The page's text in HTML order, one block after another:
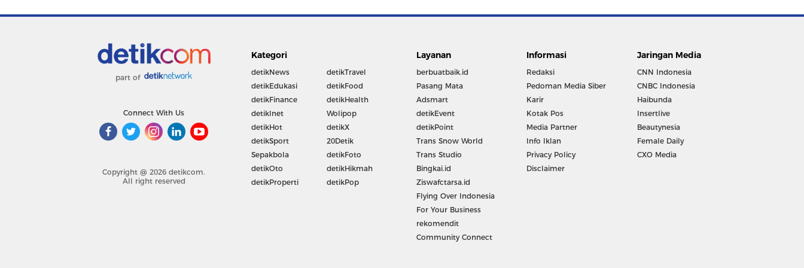
part of
Connect With Us
Copyright @ 2026 detikcom.
All right reserved
Kategori
detikNews
detikEdukasi
detikFinance
detikInet
detikHot
detikSport
Sepakbola
detikOto
detikProperti
detikTravel
detikFood
detikHealth
Wolipop
detikX
20Detik
detikFoto
detikHikmah
detikPop
Layanan
berbuatbaik.id
Pasang Mata
Adsmart
detikEvent
detikPoint
Trans Snow World
Trans Studio
Bingkai.id
Ziswafctarsa.id
Flying Over Indonesia
For Your Business
rekomendit
Community Connect
Informasi
Redaksi
Pedoman Media Siber
Karir
Kotak Pos
Media Partner
Info Iklan
Privacy Policy
Disclaimer
Jaringan Media
CNN Indonesia
CNBC Indonesia
Haibunda
Insertlive
Beautynesia
Female Daily
CXO Media